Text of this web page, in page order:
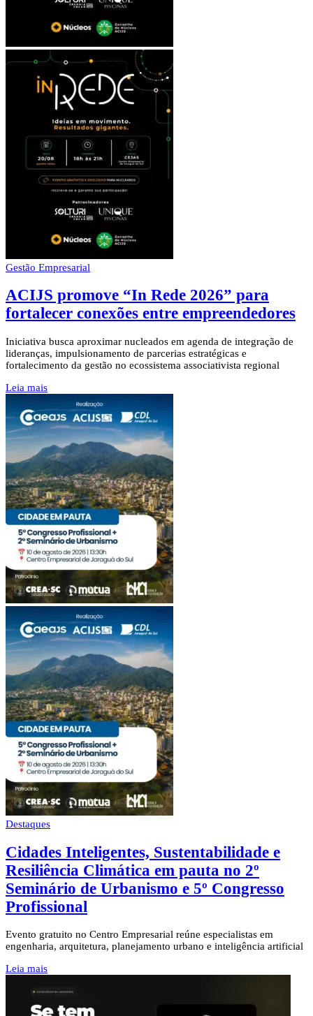
Gestão Empresarial
ACIJS promove “In Rede 2026” para
fortalecer conexões entre empreendedores
Iniciativa busca aproximar nucleados em agenda de integração de
lideranças, impulsionamento de parcerias estratégicas e
fortalecimento da gestão no ecossistema associativista regional
Leia mais
Destaques
Cidades Inteligentes, Sustentabilidade e
Resiliência Climática em pauta no 2º
Seminário de Urbanismo e 5º Congresso
Profissional
Evento gratuito no Centro Empresarial reúne especialistas em
engenharia, arquitetura, planejamento urbano e inteligência artificial
Leia mais